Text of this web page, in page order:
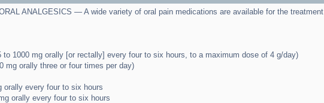
ANALGESICS — A wide variety of oral pain medications are available for the
to 1000 mg orally [or rectally] every four to six hours, to a maximum dose of 4 g/day)
mg orally three or four times per day)
orally every four to six hours
orally every four to six hours